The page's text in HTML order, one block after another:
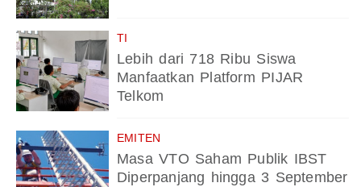
TI
Lebih dari 718 Ribu Siswa
Manfaatkan Platform PIJAR
Telkom
EMITEN
Masa VTO Saham Publik IBST
Diperpanjang hingga 3 September